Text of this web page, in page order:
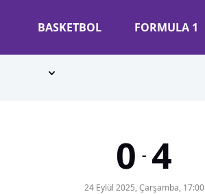
BASKETBOL FORMULA 1
0 - 4
24 Eylül 2025, Çarşamba, 17:00